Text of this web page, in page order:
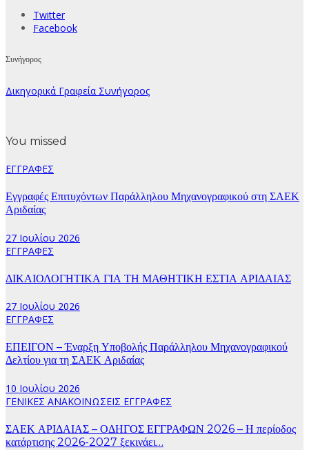
Twitter
Facebook
Συνήγορος
Δικηγορικά Γραφεία Συνήγορος
You missed
ΕΓΓΡΑΦΕΣ
Εγγραφές Επιτυχόντων Παράλληλου Μηχανογραφικού στη ΣΑΕΚ
Αριδαίας
27 Ιουλίου 2026
ΕΓΓΡΑΦΕΣ
ΔΙΚΑΙΟΛΟΓΗΤΙΚΑ ΓΙΑ ΤΗ ΜΑΘΗΤΙΚΗ ΕΣΤΙΑ ΑΡΙΔΑΙΑΣ
27 Ιουλίου 2026
ΕΓΓΡΑΦΕΣ
ΕΠΕΙΓΟΝ – Έναρξη Υποβολής Παράλληλου Μηχανογραφικού
Δελτίου για τη ΣΑΕΚ Αριδαίας
10 Ιουλίου 2026
ΓΕΝΙΚΕΣ ΑΝΑΚΟΙΝΩΣΕΙΣ ΕΓΓΡΑΦΕΣ
ΣΑΕΚ ΑΡΙΔΑΙΑΣ – ΟΔΗΓΟΣ ΕΓΓΡΑΦΩΝ 2026 – Η περίοδος
κατάρτισης 2026-2027 ξεκινάει…